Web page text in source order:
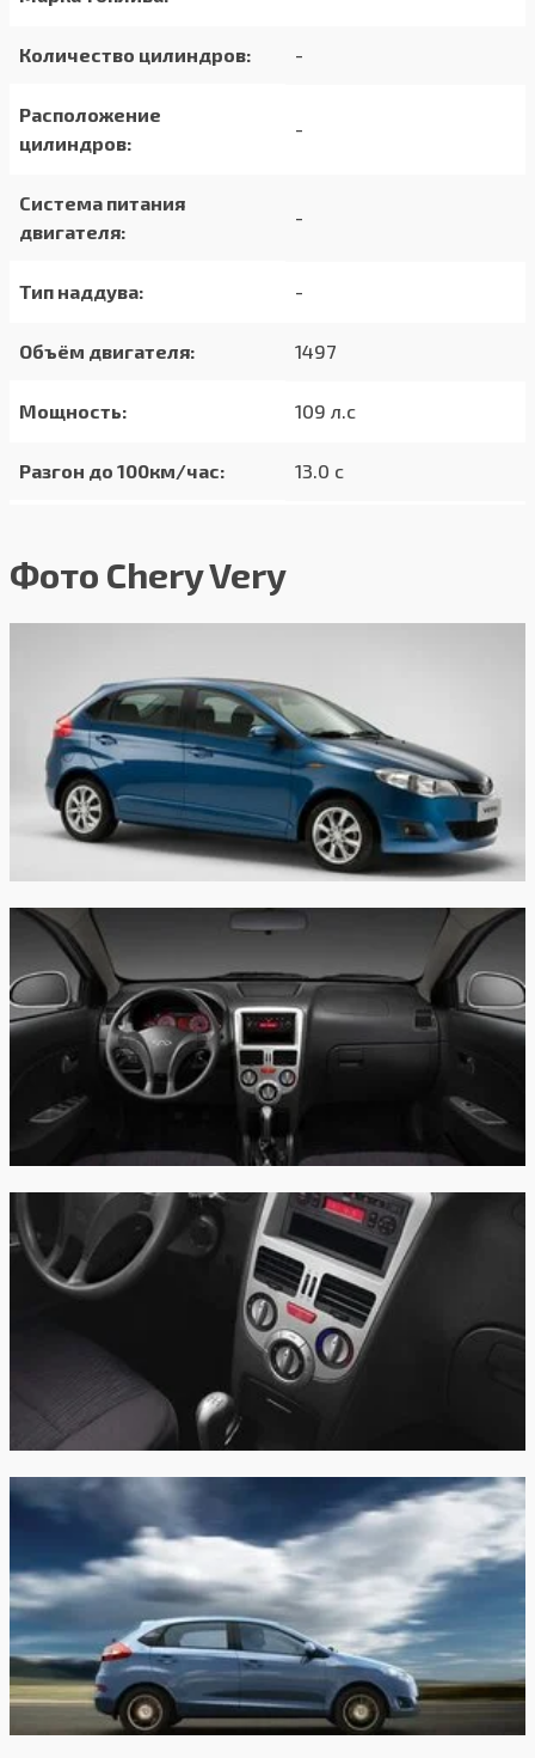
Количество цилиндров: -
Расположение
цилиндров:
-
Система питания
двигателя:
-
Тип наддува: -
Объём двигателя: 1497
Мощность: 109 л.с
Разгон до 100км/час: 13.0 с
Расход в городском
цикле:
Расход в загородном
цикле:
5.8/100км
Расход в смешанном
цикле:
7.2/100км
Объем топливного бака: 50 л
Длина: 4139 мм
Ширина: 1686 мм
Высота: 1492 мм
Колёсная база: 2527 мм
Клиренс: 140 мм
Масса: 1275 кг
Объём багажника: 380 л
Механическая
Передний
независимая,
пружинная
Задняя подвеска: зависимая, пружинная
Передние тормоза:
дисковые
вентилируемые
Задние тормоза: барабанные
Фото Chery Very